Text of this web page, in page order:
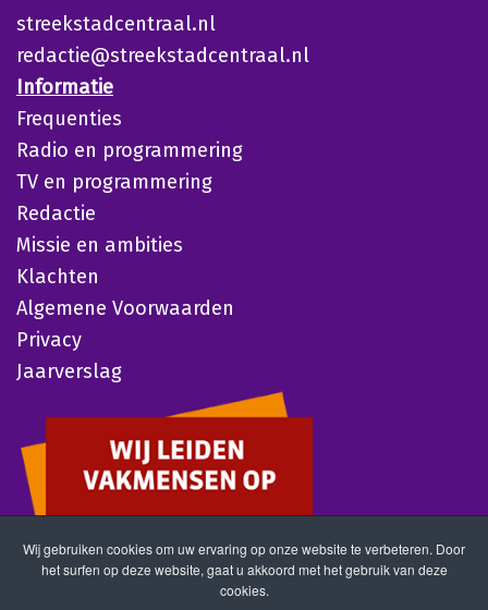
streekstadcentraal.nl
redactie@streekstadcentraal.nl
Informatie
Frequenties
Radio en programmering
TV en programmering
Redactie
Missie en ambities
Klachten
Algemene Voorwaarden
Privacy
Jaarverslag
Wij gebruiken cookies om uw ervaring op onze website te verbeteren. Door
het surfen op deze website, gaat u akkoord met het gebruik van deze
cookies.